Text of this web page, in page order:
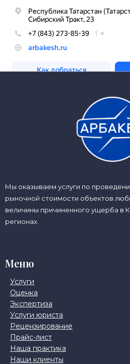
Мы оказываем услуги по
рыночной стоимости объектов
величины причиненного ущерба в
регионах.
Меню
Услуги
Оценка
Экспертиза
Услуги юриста
Рецензирование
Прайс-лист
Наша практика
Наши клиенты